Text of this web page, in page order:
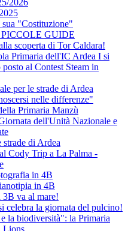
2026
"Costituzione"
PICCOLE GUIDE
scoperta di Tor Caldara!
Primaria dell'IC Ardea I si
al Contest Steam in
per le strade di Ardea
nelle differenze"
Primaria Manzù
dell'Unità Nazionale e
di Ardea
Cody Trip a La Palma -
in 4B
in 4B
va al mare!
celebra la giornata del pulcino!
la biodiversità": la Primaria